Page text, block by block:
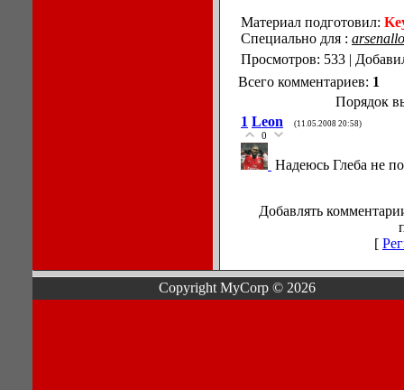
Материал подготовил:
Специально для :
Просмотров: 533 |
Всего комментариев: 1
Порядок
1 Leon (11.05.2008 20:58)
0
Надеюсь Глеба не
Добавлять
[
Copyright MyCorp © 2026